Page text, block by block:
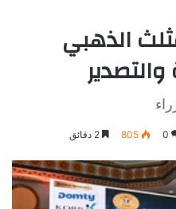
الذهبي
0
805